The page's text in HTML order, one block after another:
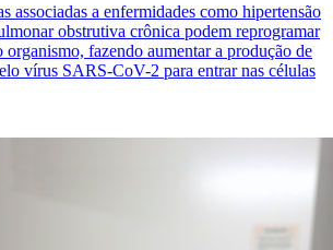
associadas a enfermidades como hipertensão
obstrutiva crônica podem reprogramar
organismo, fazendo aumentar a produção de
vírus SARS-CoV-2 para entrar nas células